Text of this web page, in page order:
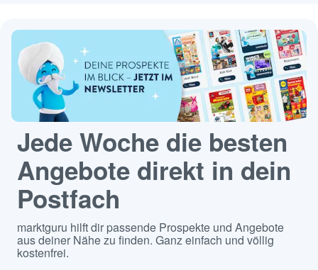
Jede Woche die besten
Angebote direkt in dein
Postfach
marktguru hilft dir passende Prospekte und Angebote
aus deiner Nähe zu finden. Ganz einfach und völlig
kostenfrei.